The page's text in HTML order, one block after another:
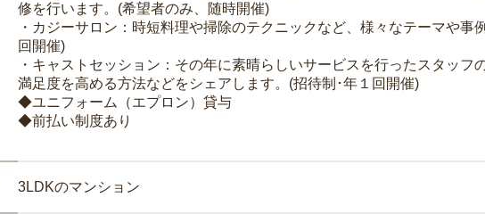
修を行います。(希望者のみ、随時開催)
・カジーサロン：時短料理や掃除のテクニックなど、様々なテーマや事
回開催)
・キャストセッション：その年に素晴らしいサービスを行ったスタッ
満足度を高める方法などをシェアします。(招待制･年１回開催)
◆ユニフォーム（エプロン）貸与
◆前払い制度あり
3LDKのマンション